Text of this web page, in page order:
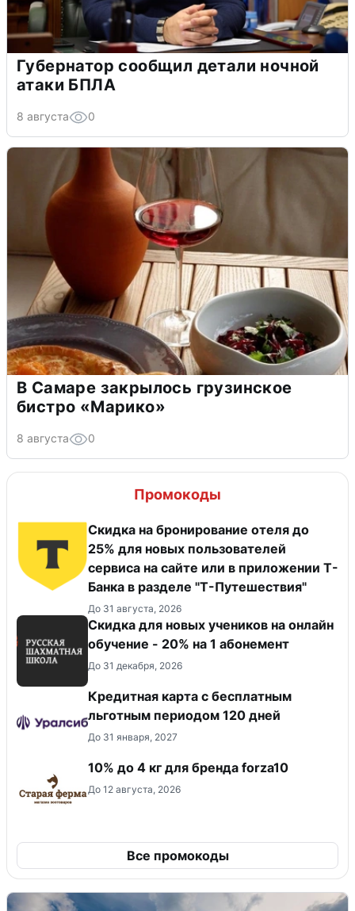
Губернатор сообщил детали ночной
атаки БПЛА
8 августа 0
В Самаре закрылось грузинское
бистро «Марико»
8 августа 0
Промокоды
Скидка на бронирование отеля до
25% для новых пользователей
сервиса на сайте или в приложении Т-
Банка в разделе "Т-Путешествия"
До 31 августа, 2026
Скидка для новых учеников на онлайн
обучение - 20% на 1 абонемент
До 31 декабря, 2026
Кредитная карта с бесплатным
льготным периодом 120 дней
До 31 января, 2027
10% до 4 кг для бренда forza10
До 12 августа, 2026
Все промокоды